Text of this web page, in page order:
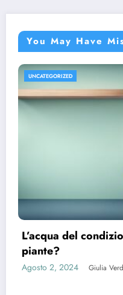
You May Have
UNCATEGORIZED
L’acqua del
piante?
Agosto 2, 2024 Giulia